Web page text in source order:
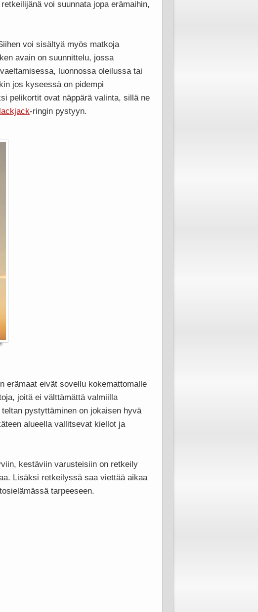
voi suunnata jopa erämaihin,
voi sisältyä myös matkoja
avain on suunnittelu, jossa
luonnossa oleilussa tai
jos kyseessä on pidempi
pelikortit ovat näppärä valinta, sillä ne
-ringin pystyyn.
erämaat eivät sovellu kokemattomalle
joitä ei välttämättä valmiilla
pystyttäminen on jokaisen hyvä
alueella vallitsevat kiellot ja
kestäviin varusteisiin on retkeily
Lisäksi retkeilyssä saa viettää aikaa
tarpeeseen.